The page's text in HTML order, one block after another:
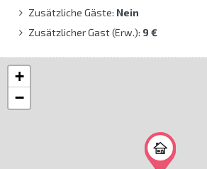
Zusätzliche Gäste: Nein
Zusätzlicher Gast (Erw.): 9 €
+
−